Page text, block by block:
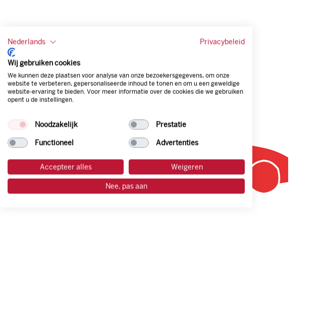
Nederlands Privacybeleid
Wij gebruiken cookies
We kunnen deze plaatsen voor analyse van onze bezoekersgegevens, om onze
website te verbeteren, gepersonaliseerde inhoud te tonen en om u een geweldige
website-ervaring te bieden. Voor meer informatie over de cookies die we gebruiken
opent u de instellingen.
Noodzakelijk Prestatie
Functioneel Advertenties
Accepteer alles Weigeren
Nee, pas aan